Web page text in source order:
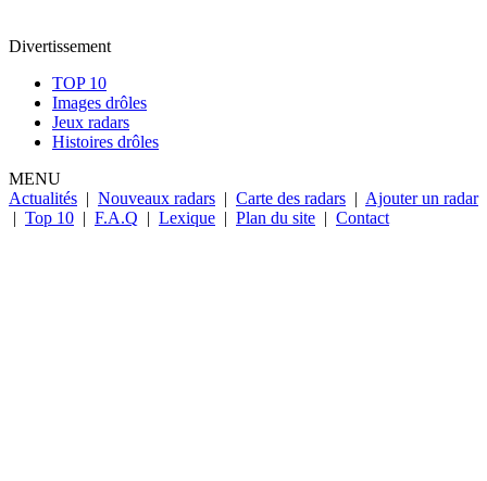
Divertissement
TOP 10
Images drôles
Jeux radars
Histoires drôles
MENU
Actualités | Nouveaux radars | Carte des radars | Ajouter un radar
| Top 10 | F.A.Q | Lexique | Plan du site | Contact